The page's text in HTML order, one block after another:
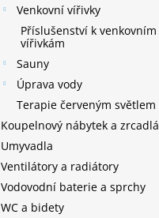
Venkovní vířivky
Příslušenství k venkovním
vířivkám
Sauny
Úprava vody
Terapie červeným světlem
Koupelnový nábytek a zrcadlá
Umyvadla
Ventilátory a radiátory
Vodovodní baterie a sprchy
WC a bidety